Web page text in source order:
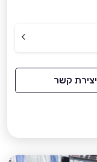
יצירת קשר